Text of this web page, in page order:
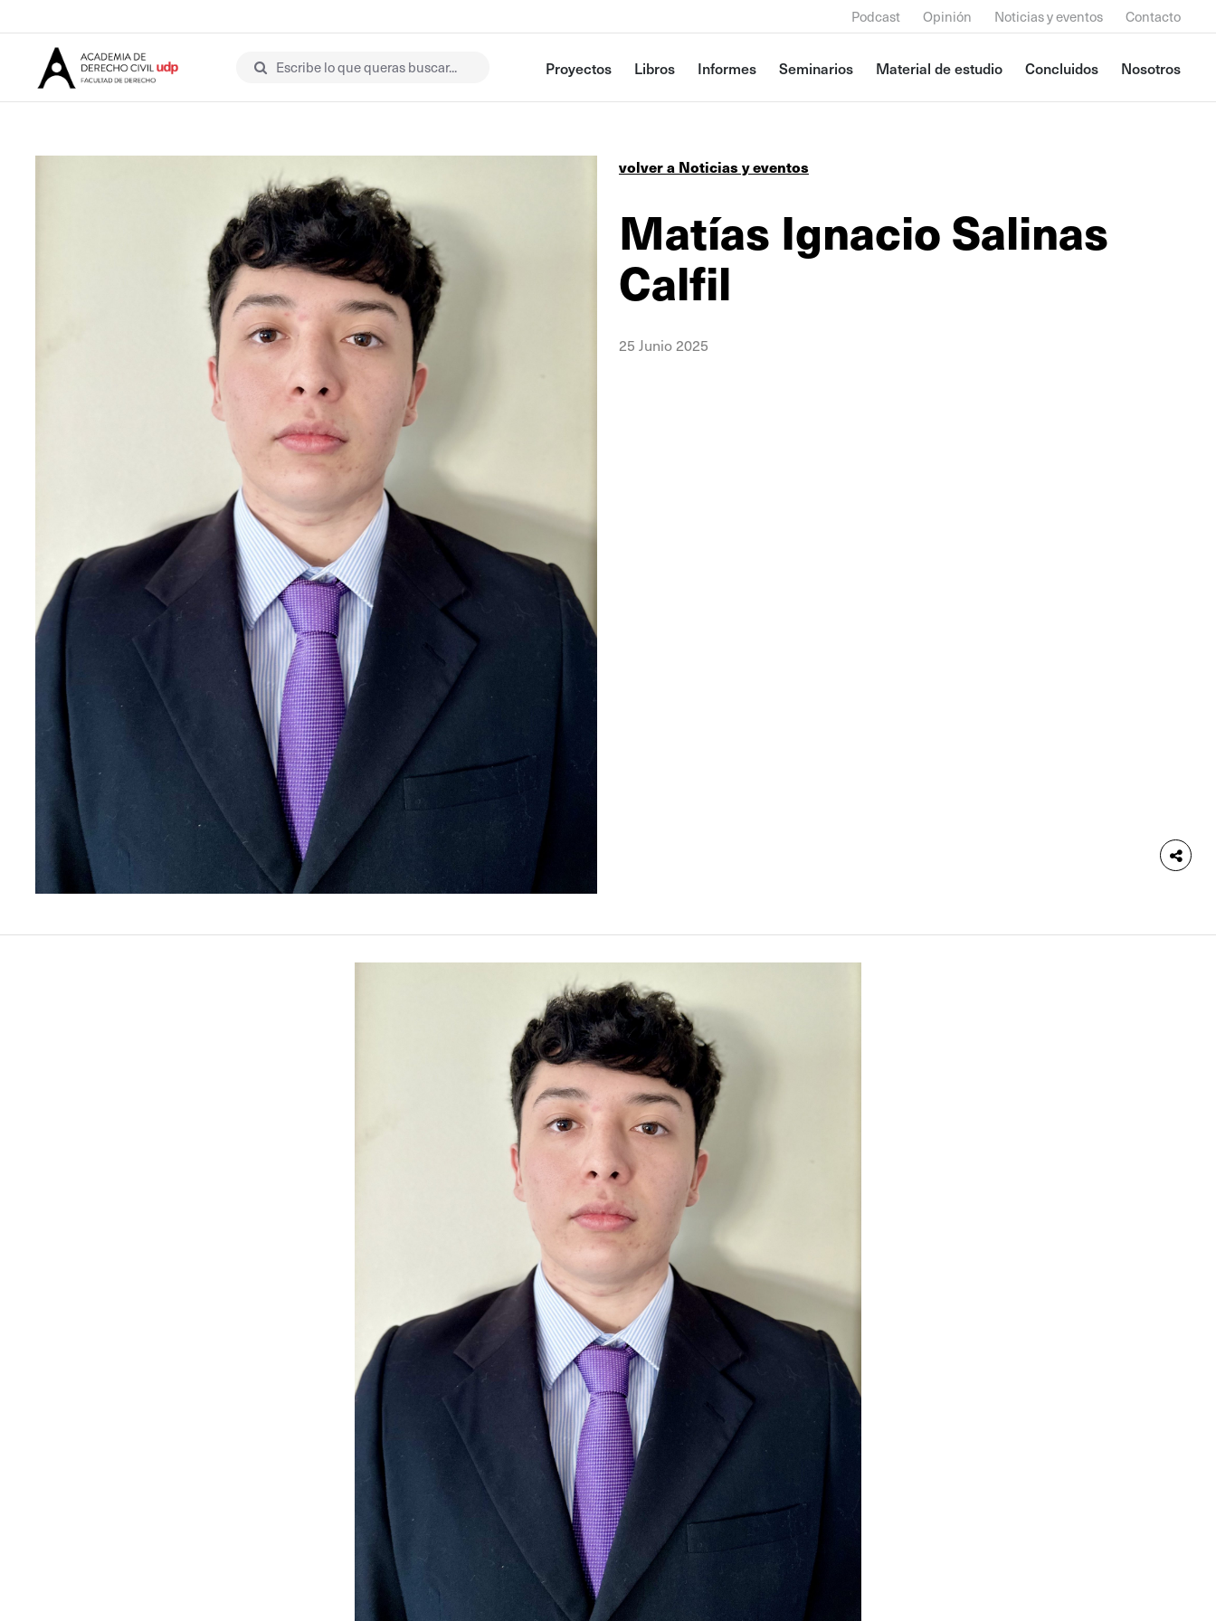
Podcast Opinión Noticias y eventos Contacto
Escribe lo que queras buscar... Proyectos Libros Informes Seminarios Material de estudio Concluidos Nosotros
volver a Noticias y eventos
Matías Ignacio Salinas
Calfil
25 Junio 2025